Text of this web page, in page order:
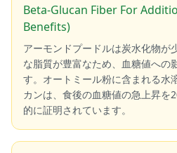
Beta-Glucan Fiber For
Benefits)
アーモンドプードルは炭水化物が
な脂質が豊富なため、血糖値への
す。オートミール粉に含まれる水
カンは、食後の血糖値の急上昇を
的に証明されています。